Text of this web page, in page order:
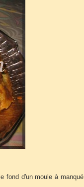
fond d'un moule à manqué